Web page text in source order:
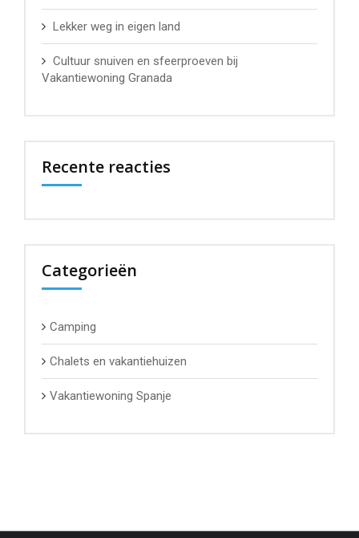
Lekker weg in eigen land
Cultuur snuiven en sfeerproeven bij
Vakantiewoning Granada
Recente reacties
Categorieën
Camping
Chalets en vakantiehuizen
Vakantiewoning Spanje